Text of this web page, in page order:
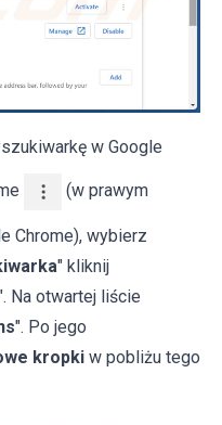
w Google
(w prawym
Chrome), wybierz
" kliknij
Na otwartej liście
". Po jego
kropki w pobliżu tego